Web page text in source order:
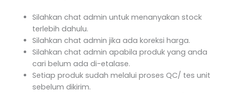
Silahkan chat admin untuk menanyakan stock
terlebih dahulu.
Silahkan chat admin jika ada koreksi harga.
Silahkan chat admin apabila produk yang anda
cari belum ada di-etalase.
Setiap produk sudah melalui proses QC/ tes unit
sebelum dikirim.